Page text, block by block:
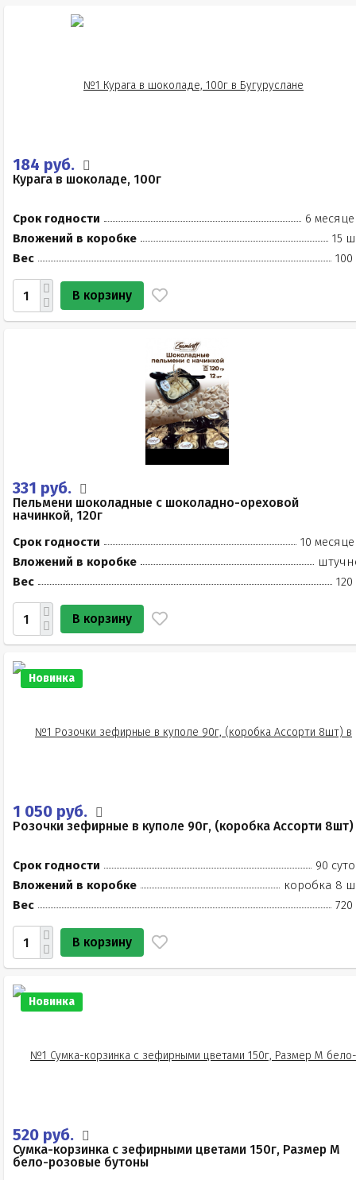
184 руб.
Курага в шоколаде, 100г
Срок годности
6
Вложений в коробке
15
Вес
100
В корзину
331 руб.
Пельмени шоколадные с шоколадно-ореховой
начинкой, 120г
Срок годности
10
Вложений в коробке
Вес
120
В корзину
Новинка
1 050 руб.
Розочки зефирные в куполе 90г, (коробка Ассорти 8шт)
Срок годности
90
Вложений в коробке
коробка 8
Вес
720
В корзину
Новинка
520 руб.
Сумка-корзинка с зефирными цветами 150г, Размер М
бело-розовые бутоны